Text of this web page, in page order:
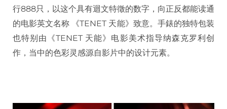
行888只，以这个具有迴文特徵的数字，向正反都能读通
的电影英文名称 《TENET 天能》致意。手錶的独特包装
也特别由《TENET 天能》电影美术指导纳森克罗利创
作，当中的色彩灵感源自影片中的设计元素。